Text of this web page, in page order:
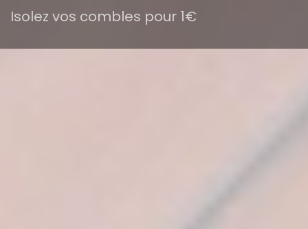
Isolez vos combles pour 1€